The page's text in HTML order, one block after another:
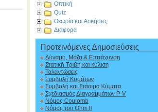
Οπτική
Quiz
Θεωρία και Ασκήσεις
Διάφορα
Προτεινόμενες Δημοσιεύσεις
Δύναμη, Μάζα & Επιτάχυνση
Στατική Τριβή και κύλιση
Ταλαντώσεις
Συμβολή Κυμάτων
Συμβολή και Στάσιμα Κύματα
Σχεδιασμός Διαγραμμάτων P-V
Νόμος Coulomb
Νόμος του Ohm II